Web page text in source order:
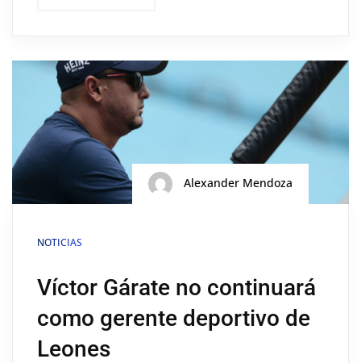
Alexander Mendoza
NOTICIAS
Víctor Gárate no continuará
como gerente deportivo de
Leones